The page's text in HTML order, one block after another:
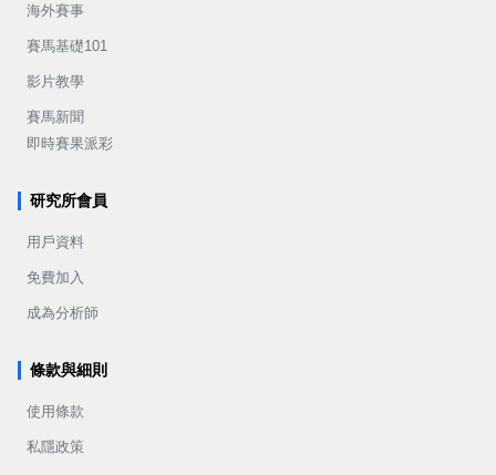
海外賽事
賽馬基礎101
影片教學
賽馬新聞
即時賽果派彩
研究所會員
用戶資料
免費加入
成為分析師
條款與細則
使用條款
私隱政策